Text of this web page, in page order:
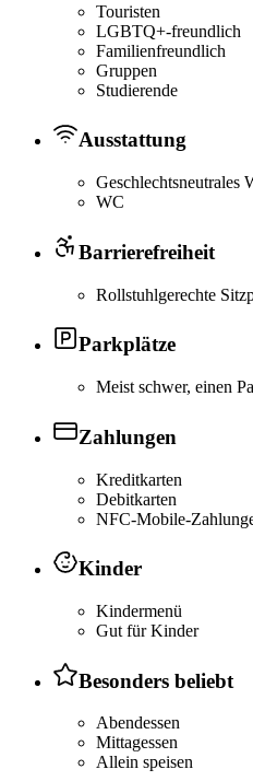
Touristen
LGBTQ+-freundlich
Familienfreundlich
Gruppen
Studierende
Ausstattung
Geschlechtsneutrales
WC
Barrierefreiheit
Rollstuhlgerechte
Parkplätze
Meist schwer, einen
Zahlungen
Kreditkarten
Debitkarten
NFC-Mobile-
Kinder
Kindermenü
Gut für Kinder
Besonders beliebt
Abendessen
Mittagessen
Allein speisen